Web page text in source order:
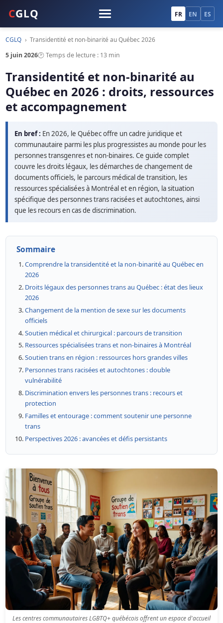
CGLQ FR EN ES
CGLQ › Transidentité et non-binarité au Québec 2026
5 juin 2026🕑 Temps de lecture : 13 min
Transidentité et non-binarité au
Québec en 2026 : droits, ressources
et accompagnement
En bref : En 2026, le Québec offre un cadre juridique et
communautaire parmi les plus progressistes au monde pour les
personnes transgenres et non-binaires. Ce guide complet
couvre les droits légaux, les démarches de changement de
documents officiels, le parcours médical de transition, les
ressources spécialisées à Montréal et en région, la situation
spécifique des personnes trans racisées et autochtones, ainsi
que les recours en cas de discrimination.
Sommaire
Comprendre la transidentité et la non-binarité au Québec en
2026
Droits légaux des personnes trans au Québec : état des lieux
2026
Changement de la mention de sexe sur les documents
officiels
Soutien médical et chirurgical : parcours de transition
Ressources spécialisées trans et non-binaires à Montréal
Soutien trans en région : ressources hors grandes villes
Personnes trans racisées et autochtones : double
vulnérabilité
Discrimination envers les personnes trans : recours et
protection
Familles et entourage : comment soutenir une personne
trans
Perspectives 2026 : avancées et défis persistants
Les centres communautaires LGBTQ+ québécois offrent un espace d'accueil